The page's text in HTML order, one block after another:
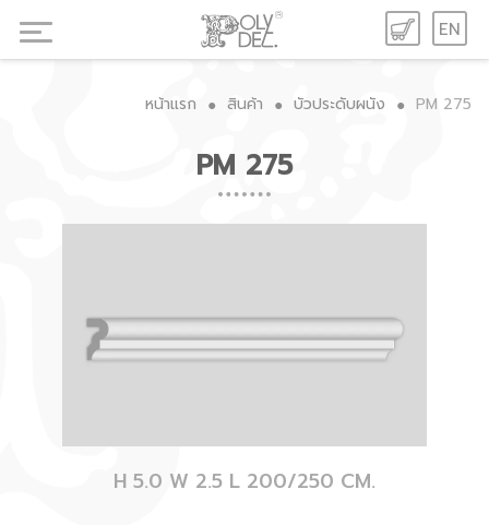
EN
หน้าแรก ● สินค้า ● บัวประดับผนัง ● PM 275
PM 275
H 5.0 W 2.5 L 200/250 CM.